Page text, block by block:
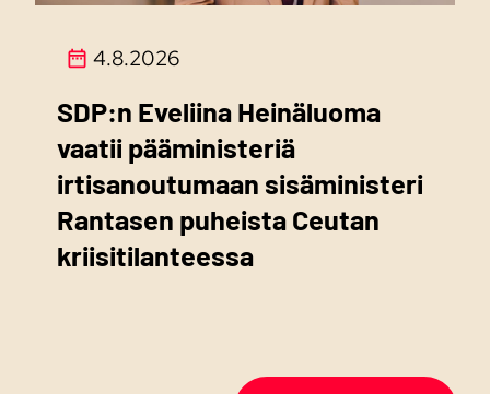
4.8.2026
SDP:n Eveliina Heinäluoma
vaatii pääministeriä
irtisanoutumaan sisäministeri
Rantasen puheista Ceutan
kriisitilanteessa